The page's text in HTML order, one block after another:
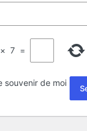
× 7 =
souvenir de moi